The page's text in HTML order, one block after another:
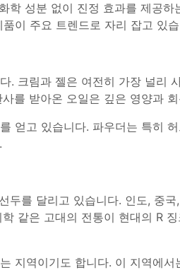
성분 없이 진정 효과를 제공
이 주요 트렌드로 자리 잡고 있
크림과 젤은 여전히 가장 널리
를 받아온 오일은 깊은 영양과
얻고 있습니다. 파우더는 특히
를 달리고 있습니다. 인도, 중
같은 고대의 전통이 현대의 R
지역이기도 합니다. 이 지역에